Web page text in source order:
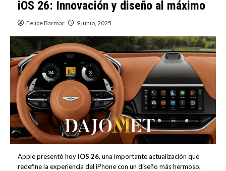
iOS 26: Innovación y diseño al máximo
Felipe Barmar 9 junio, 2025
Apple presentó hoyiOS 26, una importante actualización que
redefine la experiencia del iPhone con un diseño más hermoso,